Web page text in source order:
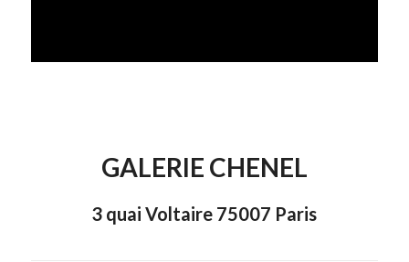
GALERIE CHENEL
3 quai Voltaire 75007 Paris